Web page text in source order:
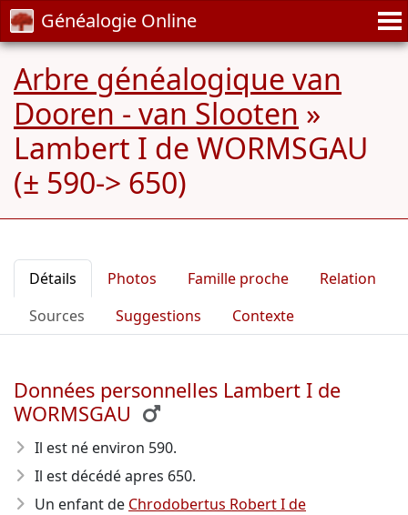
Généalogie Online
Arbre généalogique van
Dooren - van Slooten »
Lambert I de WORMSGAU
(± 590-> 650)
Détails Photos Famille proche
Relation
Sources
Suggestions Contexte
Données personnelles Lambert I de
WORMSGAU
Il est né environ 590.
Il est décédé apres 650.
Un enfant de Chrodobertus Robert I de